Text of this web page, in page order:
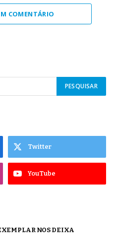
COMENTÁRIO
Twitter
YouTube
NOS DEIXA